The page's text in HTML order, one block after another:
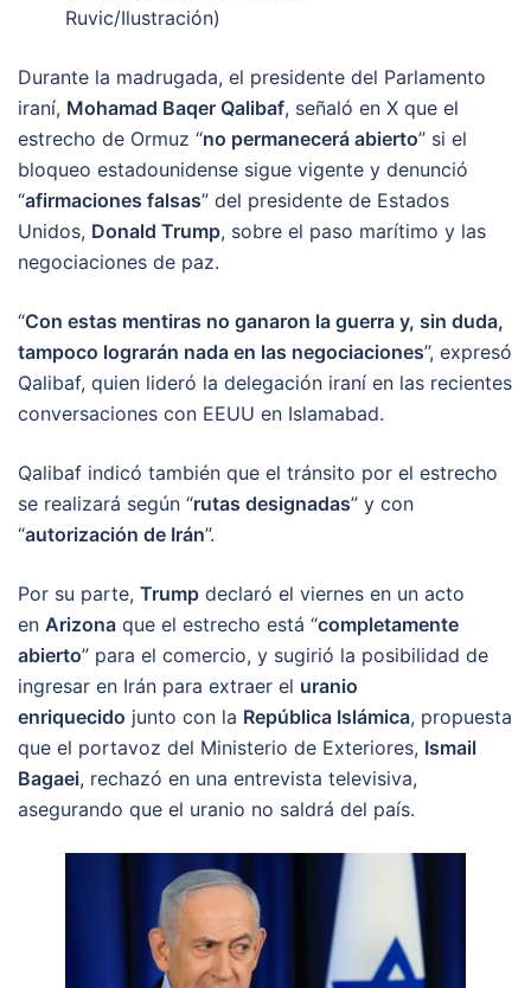
Ruvic/Ilustración)
Durante la madrugada, el presidente del Parlamento
iraní, Mohamad Baqer Qalibaf, señaló en X que el
estrecho de Ormuz “no permanecerá abierto” si el
bloqueo estadounidense sigue vigente y denunció
“afirmaciones falsas” del presidente de Estados
Unidos, Donald Trump, sobre el paso marítimo y las
negociaciones de paz.
“Con estas mentiras no ganaron la guerra y, sin duda,
tampoco lograrán nada en las negociaciones”, expresó
Qalibaf, quien lideró la delegación iraní en las recientes
conversaciones con EEUU en Islamabad.
Qalibaf indicó también que el tránsito por el estrecho
se realizará según “rutas designadas” y con
“autorización de Irán”.
Por su parte, Trump declaró el viernes en un acto
en Arizona que el estrecho está “completamente
abierto” para el comercio, y sugirió la posibilidad de
ingresar en Irán para extraer el uranio
enriquecido junto con la República Islámica, propuesta
que el portavoz del Ministerio de Exteriores, Ismail
Bagaei, rechazó en una entrevista televisiva,
asegurando que el uranio no saldrá del país.